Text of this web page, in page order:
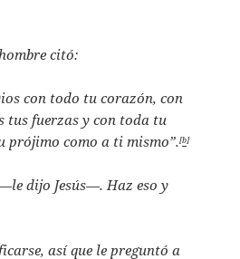
citó:
con todo tu corazón, con
tus fuerzas y con toda tu
prójimo como a ti mismo”.[b]
dijo Jesús—. Haz eso y
así que le preguntó a